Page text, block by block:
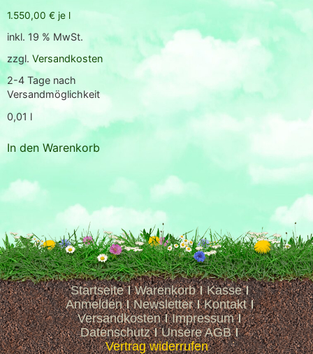
1.550,00 € je l
inkl. 19 % MwSt.
zzgl. Versandkosten
2-4 Tage nach
Versandmöglichkeit
0,01 l
In den Warenkorb
Startseite Warenkorb
Kasse
Anmelden
Newsletter
Kontakt
Versandkosten
Impressum
Datenschutz
Unsere AGB
Vertrag widerrufen